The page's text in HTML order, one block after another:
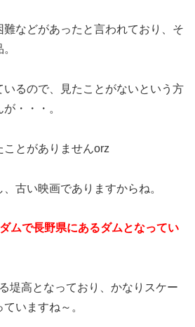
などがあったと言われており、そ
るので、見たことがないという方
・・・。
とがありませんorz
古い映画でありますからね。
ムで長野県にあるダムとなってい
堤高となっており、かなりスケー
いますね～。